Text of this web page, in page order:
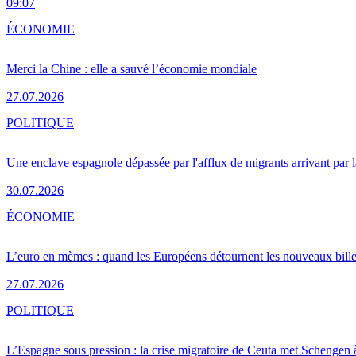
09:07
Merci la Chine : elle a sauvé l’économie mondiale
27.07.2026
ÉCONOMIE
Une enclave espagnole dépassée par l'afflux de migrants arrivant par
30.07.2026
POLITIQUE
L’euro en mèmes : quand les Européens détournent les nouveaux
27.07.2026
ÉCONOMIE
L’Espagne sous pression : la crise migratoire de Ceuta met Schengen
POLITIQUE